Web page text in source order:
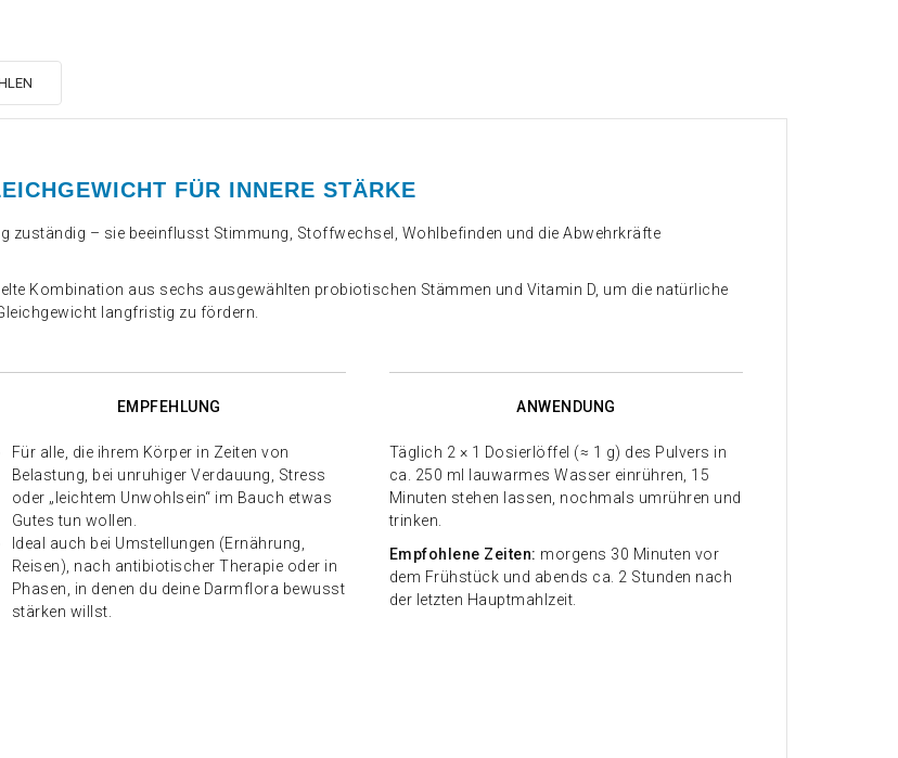
FÜR INNERE STÄRKE
zuständig – sie beeinflusst Stimmung, Stoffwechsel, Wohlbefinden und die Abwehrkräfte
Kombination aus sechs ausgewählten probiotischen Stämmen und Vitamin D, um die natürliche
langfristig zu fördern.
EMPFEHLUNG
Für alle, die ihrem Körper in Zeiten von
Belastung, bei unruhiger Verdauung, Stress
oder „leichtem Unwohlsein“ im Bauch etwas
Gutes tun wollen.
Ideal auch bei Umstellungen (Ernährung,
Reisen), nach antibiotischer Therapie oder in
Phasen, in denen du deine Darmflora bewusst
stärken willst.
ANWENDUNG
Täglich 2 × 1 Dosierlöffel (≈ 1 g) des Pulvers in
ca. 250 ml lauwarmes Wasser einrühren, 15
Minuten stehen lassen, nochmals umrühren und
trinken.
Empfohlene Zeiten: morgens 30 Minuten vor
dem Frühstück und abends ca. 2 Stunden nach
der letzten Hauptmahlzeit.